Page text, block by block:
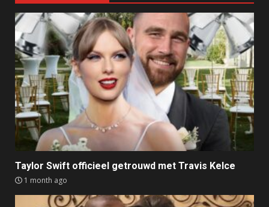
Taylor Swift officieel getrouwd met Travis Kelce
1 month ago